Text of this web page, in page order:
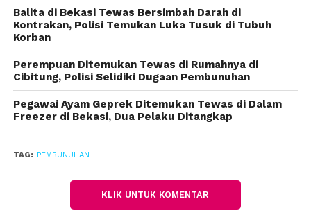
warga setempat geger.
“Saya laporkan ke warga kemudian diteruksn ke
pengurus RW,” kata dia.
Tak lama kemudian, anggota polisi dari unit
identifikasi Polres Metro Bekasi Kota dan Unit
Reserse Kriminal Polsek Bekasi Timur tiba.
robek di lengan, dada, dna patah tangah. Untuk
Jakarta Timur untuk autopsi.(fiz)
Balita di Bekasi Tewas Bersimbah Darah di
Kontrakan, Polisi Temukan Luka Tusuk di Tubuh
Korban
Perempuan Ditemukan Tewas di Rumahnya di
Cibitung, Polisi Selidiki Dugaan Pembunuhan
Pegawai Ayam Geprek Ditemukan Tewas di Dalam
Freezer di Bekasi, Dua Pelaku Ditangkap
TAG: PEMBUNUHAN
KLIK UNTUK KOMENTAR